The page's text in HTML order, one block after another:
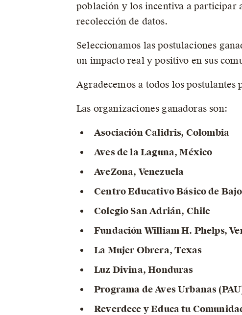
población y los incentiva a participar
recolección de datos.
Seleccionamos las postulaciones
un impacto real y positivo en sus
Agradecemos a todos los postulantes
Las organizaciones ganadoras son:
Asociación Calidris, Colombia
Aves de la Laguna, México
AveZona, Venezuela
Centro Educativo Básico de
Colegio San Adrián, Chile
Fundación William H. Phelps,
La Mujer Obrera, Texas
Luz Divina, Honduras
Programa de Aves Urbanas
Reverdece y Educa tu